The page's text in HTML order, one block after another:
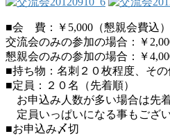
■会 費：￥5,000（懇親会費込）
交流会のみの参加の場合：￥
懇親会のみの参加の場合：￥
■持ち物：名刺２０枚程度、そ
■定員：２０名（先着順）
お申込み人数が多い場合は先
定員いっぱいになる事もござ
■お申込み〆切